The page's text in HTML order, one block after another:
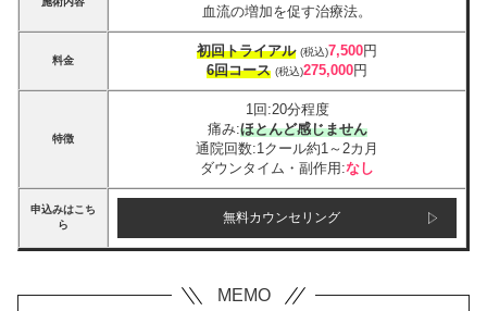
血流の増加を促す治療法。
料金
初回トライアル (税込)7,500円
6回コース (税込)275,000円
特徴
1回:20分程度
痛み:ほとんど感じません
通院回数:1クール約1～2カ月
ダウンタイム・副作用:なし
申込みはこち
ら
無料カウンセリング